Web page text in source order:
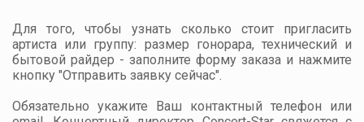
Для того, чтобы узнать сколько стоит пригласить
артиста или группу: размер гонорара, технический и
бытовой райдер - заполните форму заказа и нажмите
кнопку "Отправить заявку сейчас".
Обязательно укажите Ваш контактный телефон или